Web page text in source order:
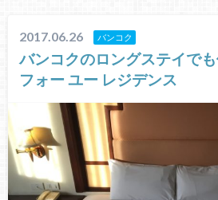
2017.06.26 バンコク
バンコクのロングステイで
フォー ユー レジデンス